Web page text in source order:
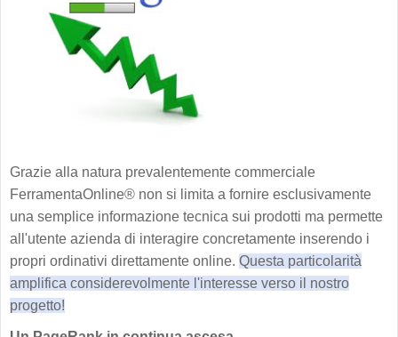
Grazie alla natura prevalentemente commerciale
FerramentaOnline® non si limita a fornire esclusivamente
una semplice informazione tecnica sui prodotti ma permette
all'utente azienda di interagire concretamente inserendo i
propri ordinativi direttamente online. Questa particolarità
amplifica considerevolmente l'interesse verso il nostro
progetto!